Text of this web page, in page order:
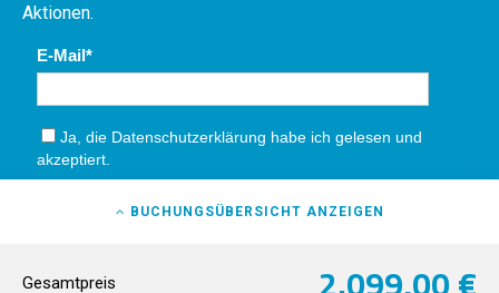
BUCHUNGSÜBERSICHT ANZEIGEN
Gesamtpreis
Aktionen.
E-Mail
Ja, die Datenschutzerklärung habe ich gelesen und
akzeptiert.
Absenden